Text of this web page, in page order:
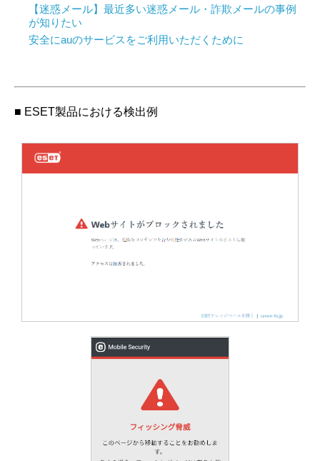
【迷惑メール】最近多い迷惑メール・詐欺メールの事例
が知りたい
安全にauのサービスをご利用いただくために
■ ESET製品における検出例